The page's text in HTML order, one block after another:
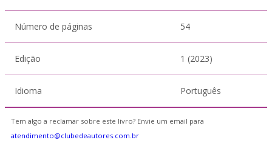
Número de páginas 54
Edição 1 (2023)
Idioma Português
Tem algo a reclamar sobre este livro? Envie um email para
atendimento@clubedeautores.com.br